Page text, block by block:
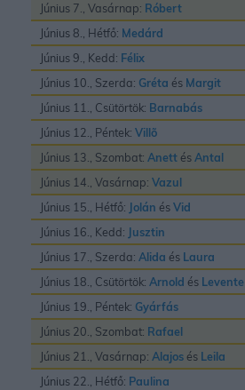
Június 7., Vasárnap: Róbert
Június 8., Hétfő: Medárd
Június 9., Kedd: Félix
Június 10., Szerda: Gréta és Margit
Június 11., Csütörtök: Barnabás
Június 12., Péntek: Villõ
Június 13., Szombat: Anett ésAntal
Június 14., Vasárnap: Vazul
Június 15., Hétfő: Jolán ésVid
Június 16., Kedd: Jusztin
Június 17., Szerda: Alida és Laura
Június 18., Csütörtök: Arnold és Levente
Június 19., Péntek: Gyárfás
Június 20., Szombat: Rafael
Június 21., Vasárnap: Alajos és Leila
Június 22., Hétfő: Paulina